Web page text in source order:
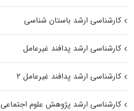
کارشناسی ارشد باستان شناسی
کارشناسی ارشد پدافند غیرعامل
کارشناسی ارشد پدافند غیرعامل ۲
کارشناسی ارشد پژوهش علوم اجتماعی